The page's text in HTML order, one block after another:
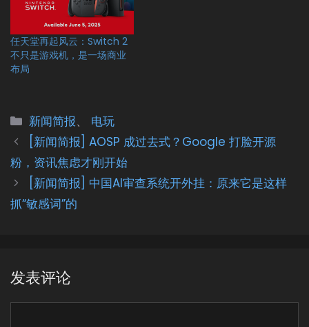
任天堂再起风云：Switch 2
不只是游戏机，是一场商业
布局
分
类
新闻简报、 电玩
[新闻简报] AOSP 成过去式？Google 打脸开源
粉，资讯焦虑才刚开始
[新闻简报] 中国AI审查系统开外挂：原来它是这样
抓“敏感词”的
发表评论